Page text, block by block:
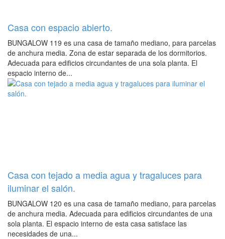
Casa con espacio abierto.
BUNGALOW 119 es una casa de tamaño mediano, para parcelas
de anchura media. Zona de estar separada de los dormitorios.
Adecuada para edificios circundantes de una sola planta. El
espacio interno de...
Casa con tejado a media agua y tragaluces para
iluminar el salón.
BUNGALOW 120 es una casa de tamaño mediano, para parcelas
de anchura media. Adecuada para edificios circundantes de una
sola planta. El espacio interno de esta casa satisface las
necesidades de una...